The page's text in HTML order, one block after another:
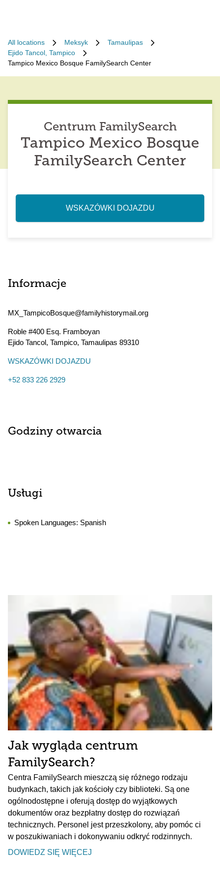
All locations Meksyk
Tamaulipas
Ejido Tancol, Tampico
Tampico Mexico Bosque FamilySearch Center
Centrum FamilySearch
Tampico Mexico Bosque
FamilySearch Center
WSKAZÓWKI DOJAZDU
Informacje
MX_TampicoBosque@familyhistorymail.org
Roble #400 Esq. Framboyan
Ejido Tancol, Tampico, Tamaulipas 89310
WSKAZÓWKI DOJAZDU
+52 833 226 2929
Godziny otwarcia
Usługi
Spoken Languages: Spanish
Jak wygląda centrum
FamilySearch?
Centra FamilySearch mieszczą się różnego rodzaju
budynkach, takich jak kościoły czy biblioteki. Są one
ogólnodostępne i oferują dostęp do wyjątkowych
dokumentów oraz bezpłatny dostęp do rozwiązań
technicznych. Personel jest przeszkolony, aby pomóc ci
w poszukiwaniach i dokonywaniu odkryć rodzinnych.
DOWIEDZ SIĘ WIĘCEJ